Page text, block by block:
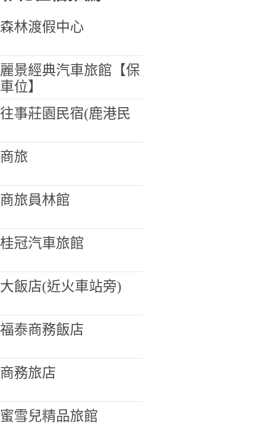
林渡假中心
景經典汽車旅館【保
位】
事莊園民宿(鹿港民
旅
旅員林館
冠汽車旅館
飯店(近火車站旁)
泰商務飯店
務旅店
雪兒精品旅館